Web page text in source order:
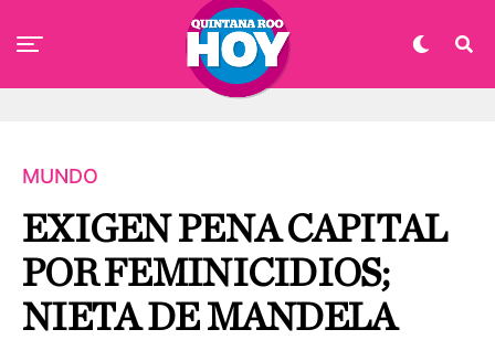
MUNDO
EXIGEN PENA CAPITAL
POR FEMINICIDIOS;
NIETA DE MANDELA